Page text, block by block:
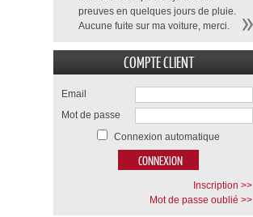
preuves en quelques jours de pluie.
Aucune fuite sur ma voiture, merci.
COMPTE CLIENT
Email
Mot de passe
Connexion automatique
Inscription >>
Mot de passe oublié >>